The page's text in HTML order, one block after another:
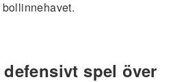
spel över